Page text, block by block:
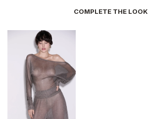
COMPLETE THE LOOK